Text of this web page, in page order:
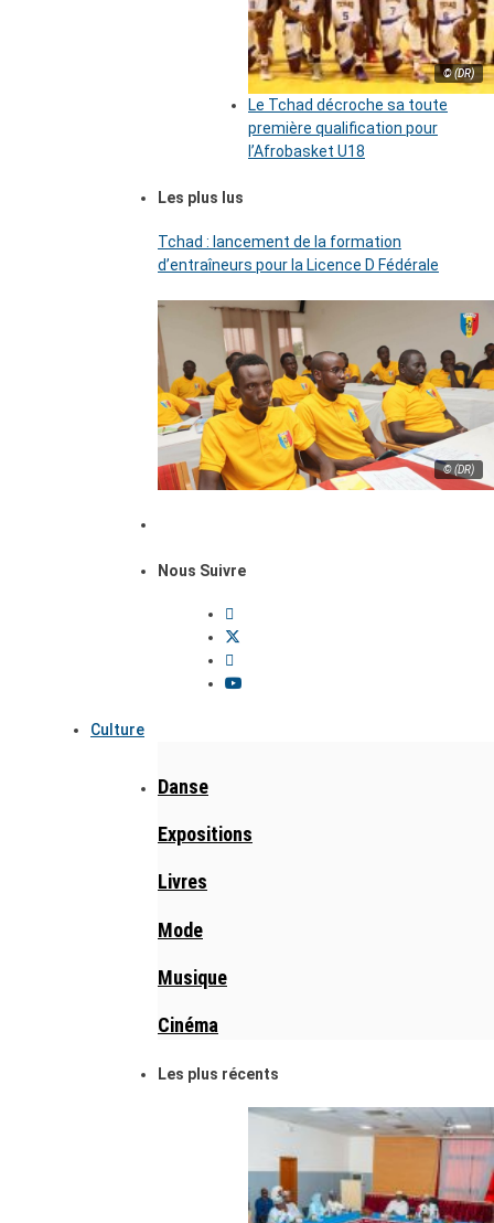
© (DR)
Le Tchad décroche sa toute
première qualification pour
l’Afrobasket U18
Les plus lus
Tchad : lancement de la formation
d’entraîneurs pour la Licence D Fédérale
© (DR)
Nous Suivre
Culture
Danse
Expositions
Livres
Mode
Musique
Cinéma
Les plus récents